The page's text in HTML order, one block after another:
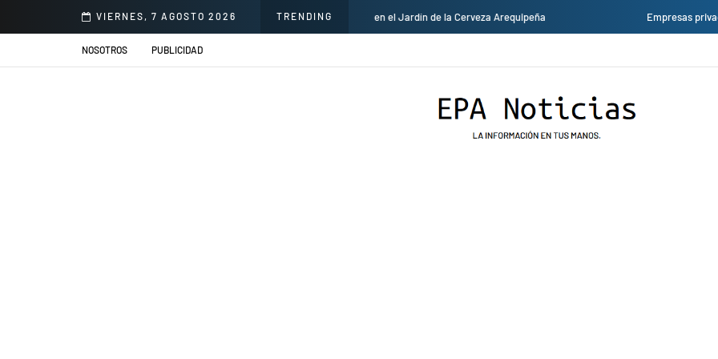
VIERNES, 7 AGOSTO 2026 TRENDING
se presentarán en el Jardín de la Cerveza Arequipeña Empresas privadas donan equipos al hospital Honorio Delgado para
NOSOTROS PUBLICIDAD